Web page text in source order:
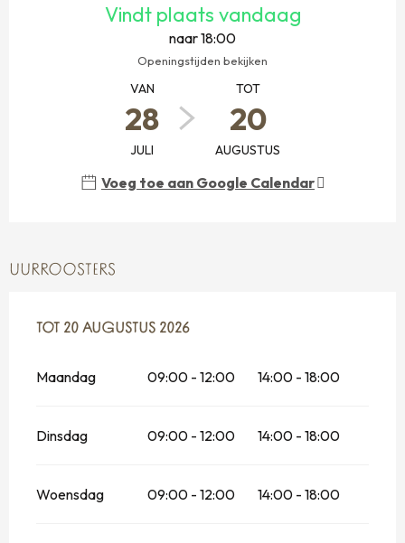
Vindt plaats vandaag
naar 18:00
Openingstijden bekijken
VAN
28
JULI
TOT
20
AUGUSTUS
Voeg toe aan Google Calendar
UURROOSTERS
VANAF 28 JULI 2026TOT
TOT 20 AUGUSTUS 2026
Maandag 09:00 - 12:00 14:00 - 18:00
Dinsdag 09:00 - 12:00 14:00 - 18:00
Woensdag 09:00 - 12:00 14:00 - 18:00